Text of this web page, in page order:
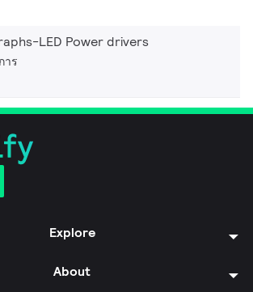
LED Power drivers
าร
Explore
About